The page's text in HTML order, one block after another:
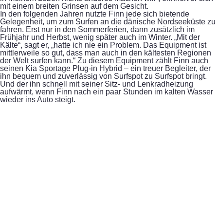
mit einem breiten Grinsen auf dem Gesicht.
In den folgenden Jahren nutzte Finn jede sich bietende
Gelegenheit, um zum Surfen an die dänische Nordseeküste zu
fahren. Erst nur in den Sommerferien, dann zusätzlich im
Frühjahr und Herbst, wenig später auch im Winter. „Mit der
Kälte“, sagt er, „hatte ich nie ein Problem. Das Equipment ist
mittlerweile so gut, dass man auch in den kältesten Regionen
der Welt surfen kann.“ Zu diesem Equipment zählt Finn auch
seinen Kia Sportage Plug-in Hybrid – ein treuer Begleiter, der
ihn bequem und zuverlässig von Surfspot zu Surfspot bringt.
Und der ihn schnell mit seiner Sitz- und Lenkradheizung
aufwärmt, wenn Finn nach ein paar Stunden im kalten Wasser
wieder ins Auto steigt.